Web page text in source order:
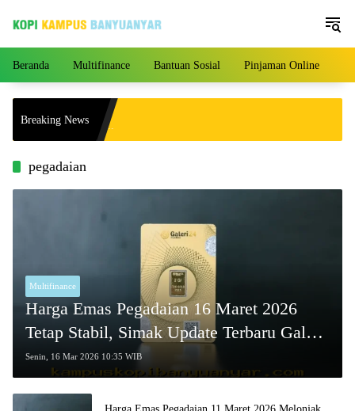
Beranda Multifinance Bantuan Sosial Pinjaman Online
Breaking News
pegadaian
Multifinance
Harga Emas Pegadaian 16 Maret 2026
Tetap Stabil, Simak Update Terbaru Galeri
24 dan UBS!Senin, 16 Mar 2026 10:35 WIB